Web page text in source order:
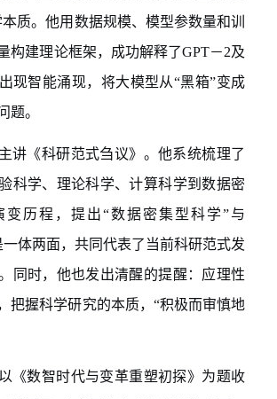
本质。他用数据规模、模型参数量和训
构建理论框架， 成功解释了GPT－2及
出现智能涌现， 将大模型从“黑箱”变成
题。
主讲《科研范式刍议》。他系统梳理了
科学、理论科学、计算科学到数据密
变历程，提出“数据密集型科学”与
一体两面，共同代表了当前科研范式发
同时，他也发出清醒的提醒：应理性
把握科学研究的本质， “积极而审慎地
以《数智时代与变革重塑初探》为题收